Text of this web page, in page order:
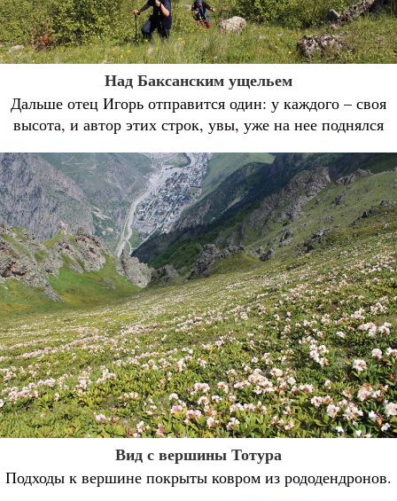
Над Баксанским ущельем
Дальше отец Игорь отправится один: у каждого – своя
высота, и автор этих строк, увы, уже на нее поднялся
Вид с вершины Тотура
Подходы к вершине покрыты ковром из рододендронов.